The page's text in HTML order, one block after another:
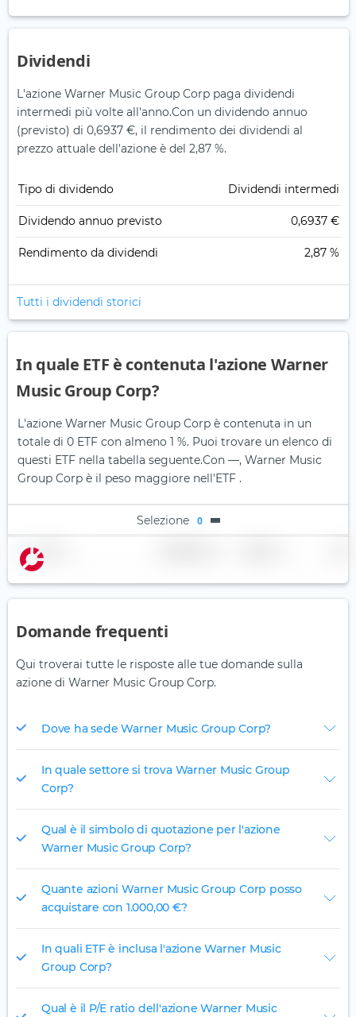
Dividendi
L'azione Warner Music Group Corp paga dividendi
intermedi più volte all'anno.Con un dividendo annuo
(previsto) di 0,6937 €, il rendimento dei dividendi al
prezzo attuale dell'azione è del 2,87 %.
Tipo di dividendo Dividendi intermedi
Dividendo annuo previsto 0,6937 €
Rendimento da dividendi 2,87 %
Tutti i dividendi storici
In quale ETF è contenuta l'azione Warner
Music Group Corp?
L'azione Warner Music Group Corp è contenuta in un
totale di 0 ETF con almeno 1 %. Puoi trovare un elenco di
questi ETF nella tabella seguente.Con —, Warner Music
Group Corp è il peso maggiore nell'ETF .
Selezione 0
Nome
Domande frequenti
Qui troverai tutte le risposte alle tue domande sulla
azione di Warner Music Group Corp.
Dove ha sede Warner Music Group Corp?
In quale settore si trova Warner Music Group
Corp?
Qual è il simbolo di quotazione per l'azione
Warner Music Group Corp?
Quante azioni Warner Music Group Corp posso
acquistare con 1.000,00 €?
In quali ETF è inclusa l'azione Warner Music
Group Corp?
Qual è il P/E ratio dell'azione Warner Music